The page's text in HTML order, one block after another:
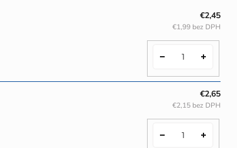
€2,45
€1,99 bez DPH
€2,65
€2,15 bez DPH